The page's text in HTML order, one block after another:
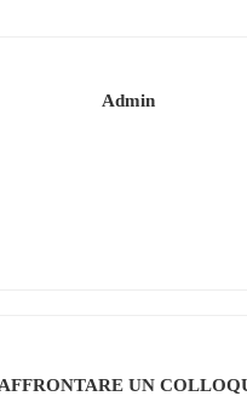
Admin
UN